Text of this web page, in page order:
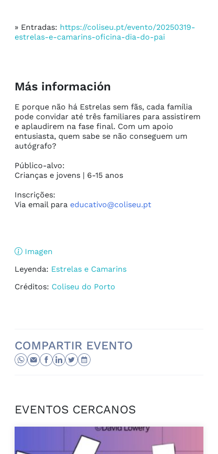
» Entradas: https://coliseu.pt/evento/20250319-
estrelas-e-camarins-oficina-dia-do-pai
Más información
E porque não há Estrelas sem fãs, cada família
pode convidar até três familiares para assistirem
e aplaudirem na fase final. Com um apoio
entusiasta, quem sabe se não conseguem um
autógrafo?
Público-alvo:
Crianças e jovens | 6-15 anos
Inscrições:
Via email para educativo@coliseu.pt
Imagen
Leyenda: Estrelas e Camarins
Créditos: Coliseu do Porto
COMPARTIR EVENTO
EVENTOS CERCANOS